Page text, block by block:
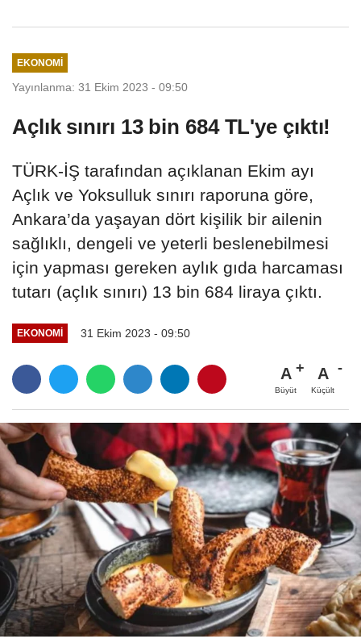
EKONOMI
Yayınlanma: 31 Ekim 2023 - 09:50
Açlık sınırı 13 bin 684 TL'ye çıktı!
TÜRK-İŞ tarafından açıklanan Ekim ayı
Açlık ve Yoksulluk sınırı raporuna göre,
Ankara’da yaşayan dört kişilik bir ailenin
sağlıklı, dengeli ve yeterli beslenebilmesi
için yapması gereken aylık gıda harcaması
tutarı (açlık sınırı) 13 bin 684 liraya çıktı.
EKONOMI 31 Ekim 2023 - 09:50
A
Büyüt
A
Küçült